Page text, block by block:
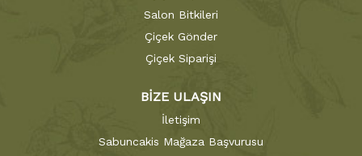
Salon Bitkileri
Çiçek Gönder
Çiçek Siparişi
BİZE ULAŞIN
İletişim
Sabuncakis Mağaza Başvurusu